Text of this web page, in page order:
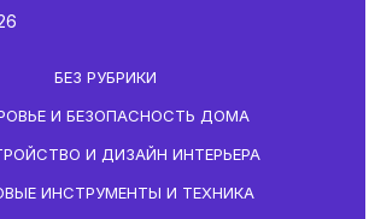
БЕЗ РУБРИКИ
И БЕЗОПАСНОСТЬ ДОМА
И ДИЗАЙН ИНТЕРЬЕРА
ИНСТРУМЕНТЫ И ТЕХНИКА